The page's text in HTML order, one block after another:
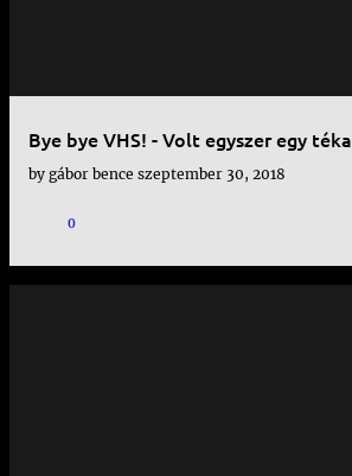
e
Bye bye VHS! - Volt egyszer egy téka
by gábor bence szeptember 30, 2018
0